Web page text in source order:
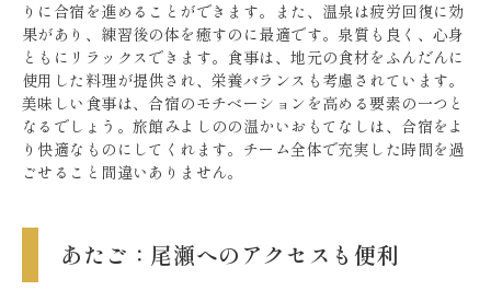
りに合宿を進めることができます。また、温泉は疲労回復に効
果があり、練習後の体を癒すのに最適です。泉質も良く、心身
ともにリラックスできます。食事は、地元の食材をふんだんに
使用した料理が提供され、栄養バランスも考慮されています。
美味しい食事は、合宿のモチベーションを高める要素の一つと
なるでしょう。旅館みよしのの温かいおもてなしは、合宿をよ
り快適なものにしてくれます。チーム全体で充実した時間を過
ごせること間違いありません。
あたご：尾瀬へのアクセスも便利